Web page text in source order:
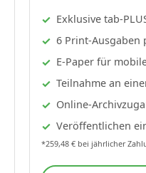
Exklusive tab-
6 Print-Ausgaben
E-Paper für
Teilnahme an
Online-
Veröffentlichen
*259,48 € bei jährlicher